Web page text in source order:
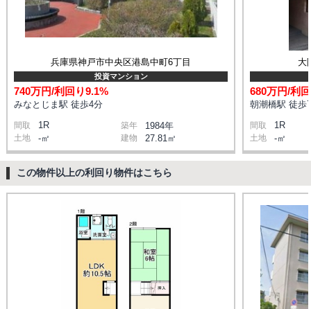
兵庫県神戸市中央区港島中町6丁目
投資マンション
740万円/利回り9.1%
みなとじま駅 徒歩4分
間取 1R 築年 1984年
土地 -㎡ 建物 27.81㎡
大
680万円/利
朝潮橋駅 徒歩
間取 1R
土地 -㎡
この物件以上の利回り物件はこちら